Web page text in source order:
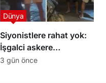
Siyonistlere rahat yok:
İşgalci askere
Filipinler’de saldırı
Dünya
3 gün önce